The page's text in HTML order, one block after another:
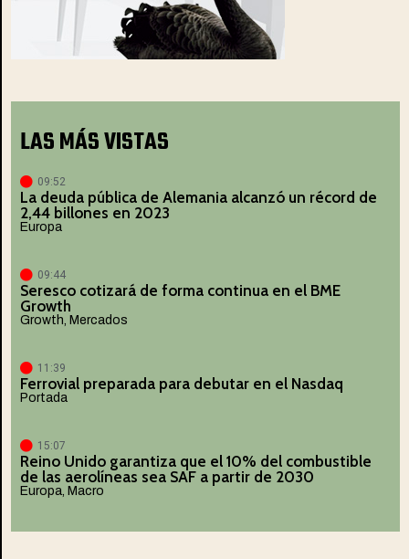
LAS MÁS VISTAS
09:52
La deuda pública de Alemania alcanzó un récord de
2,44 billones en 2023
Europa
09:44
Seresco cotizará de forma continua en el BME
Growth
Growth Mercados
11:39
Ferrovial preparada para debutar en el Nasdaq
Portada
15:07
Reino Unido garantiza que el 10% del combustible
de las aerolíneas sea SAF a partir de 2030
Europa Macro